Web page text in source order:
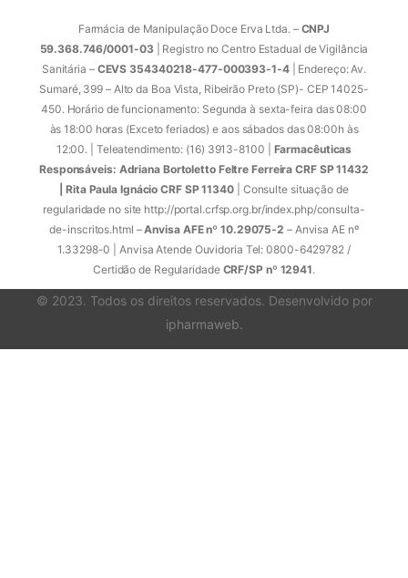
Farmácia de Manipulação Doce Erva Ltda. – CNPJ
59.368.746/0001-03| Registro no Centro Estadual de Vigilância
Sanitária –CEVS 354340218-477-000393-1-4| Endereço: Av.
Sumaré, 399 – Alto da Boa Vista, Ribeirão Preto (SP)- CEP 14025-
450. Horário de funcionamento: Segunda à sexta-feira das 08:00
às 18:00 horas (Exceto feriados) e aos sábados das 08:00h às
12:00. | Teleatendimento: (16) 3913-8100 | Farmacêuticas
Responsáveis: Adriana Bortoletto Feltre Ferreira CRF SP 11432
| Rita Paula Ignácio CRF SP 11340 | Consulte situação de
regularidade no site http://portal.crfsp.org.br/index.php/consulta-
de-inscritos.html –Anvisa AFE nº 10.29075-2 – Anvisa AE nº
1.33298-0 | Anvisa Atende Ouvidoria Tel: 0800-6429782 /
Certidão de Regularidade CRF/SP nº 12941.
© 2023. Todos os direitos reservados. Desenvolvido por
ipharmaweb.